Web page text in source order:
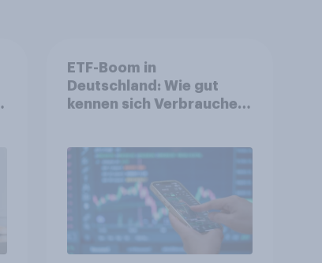
ETF-Boom in
Deutschland: Wie gut
kennen sich Verbraucher